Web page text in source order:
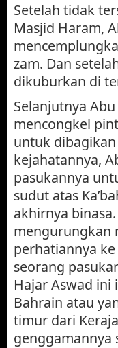
Setelah tidak
Masjid Haram,
zam. Dan
dikuburkan di
Selanjutnya
mencongkel
untuk
kejahatannya,
pasukannya
sudut atas
akhirnya
mengurungkan
perhatiannya
seorang
Hajar Aswad
Bahrain atau
timur dari
genggamannya